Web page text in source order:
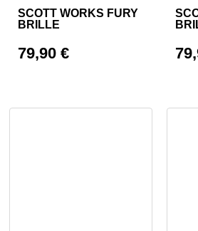
SCOTT WORKS FURY
BRILLE
79,90€